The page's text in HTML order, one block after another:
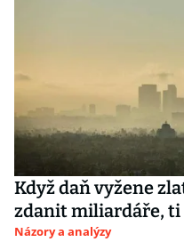
Když daň vyžene
zdanit miliardáře,
Názory a analýzy